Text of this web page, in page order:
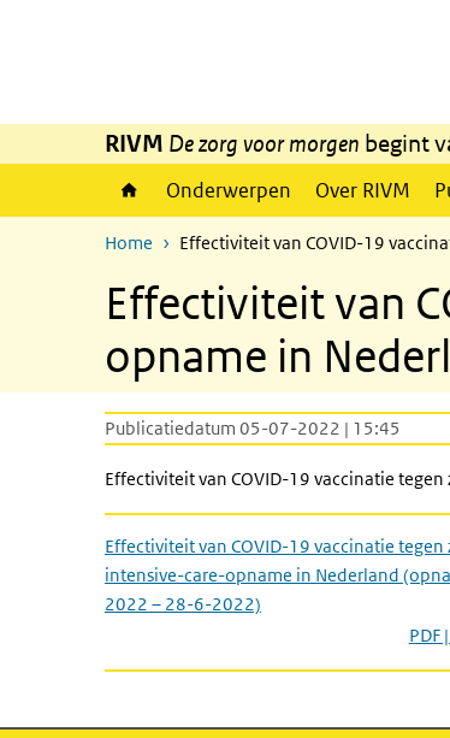
RIVM De zorg voor morgen begint
Onderwerpen Over RIVM
Home Effectiviteit van COVID-19
Effectiviteit van
opname in
Publicatiedatum 05-07-2022 | 15:45
Effectiviteit van COVID-19 vaccinatie
Effectiviteit van COVID-19 vaccinatie tegen
intensive-care-opname in Nederland
2022 – 28-6-2022)
PDF